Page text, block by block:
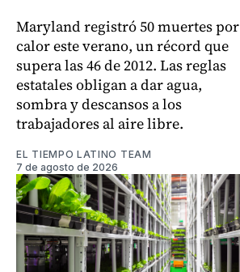
Maryland registró 50 muertes por
calor este verano, un récord que
supera las 46 de 2012. Las reglas
estatales obligan a dar agua,
sombra y descansos a los
trabajadores al aire libre.
EL TIEMPO LATINO TEAM
7 de agosto de 2026